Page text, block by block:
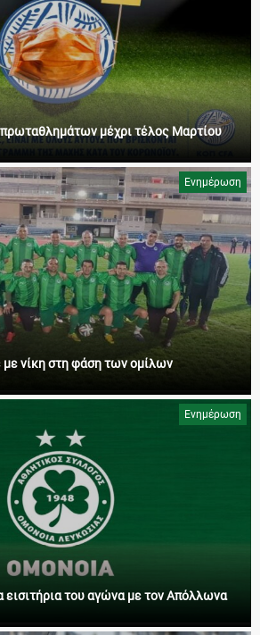
μέχρι τέλος Μαρτίου
Ενημέρωση
νίκη στη φάση των ομίλων
Ενημέρωση
εισιτήρια του αγώνα με τον Απόλλωνα